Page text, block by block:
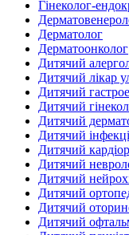
Гінеколог-
Дерматолог
Дерматоонколог
Дитячий
Дитячий лікар
Дитячий
Дитячий
Дитячий
Дитячий
Дитячий
Дитячий
Дитячий
Дитячий
Дитячий
Дитячий